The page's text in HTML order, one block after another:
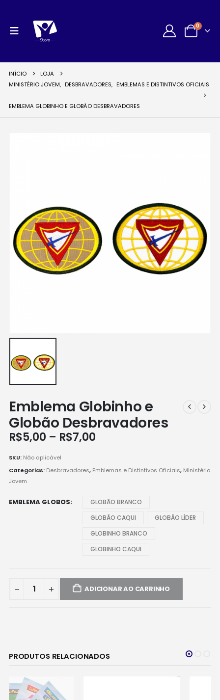
0
INÍCIO
LOJA
MINISTÉRIO JOVEM, DESBRAVADORES, EMBLEMAS E DISTINTIVOS OFICIAIS
EMBLEMA GLOBINHO E GLOBÃO DESBRAVADORES
Emblema Globinho e
Globão Desbravadores
R$5,00 – R$7,00Faixa
R$5,00
SKU: Não aplicável
Categorias: Desbravadores, Emblemas e Distintivos Oficiais, Ministério
Jovem
EMBLEMA GLOBOS
GLOBÃO BRANCO
GLOBÃO CAQUI
GLOBÃO LÍDER
GLOBINHO BRANCO
GLOBINHO CAQUI
ADICIONAR AO CARRINHO
PRODUTOS RELACIONADOS